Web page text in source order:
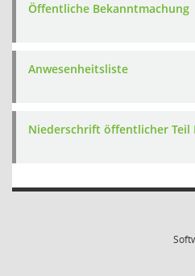
Öffentliche Bekanntmachung
Anwesenheitsliste
Niederschrift öffentlicher Teil